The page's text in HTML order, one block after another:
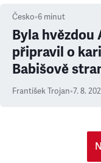
Česko•6 minut
Byla hvězdou
připravil o
Babišově
František Trojan•7. 8.